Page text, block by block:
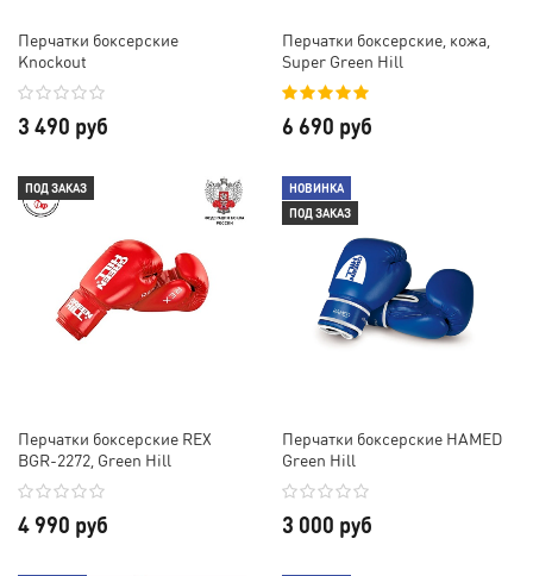
Перчатки боксерские
Knockout
3 490 руб
Перчатки боксерские, кожа,
Super Green Hill
6 690 руб
ПОД ЗАКАЗ
Перчатки боксерские REX
BGR-2272, Green Hill
4 990 руб
НОВИНКА
ПОД ЗАКАЗ
Перчатки боксерские HAMED
Green Hill
3 000 руб